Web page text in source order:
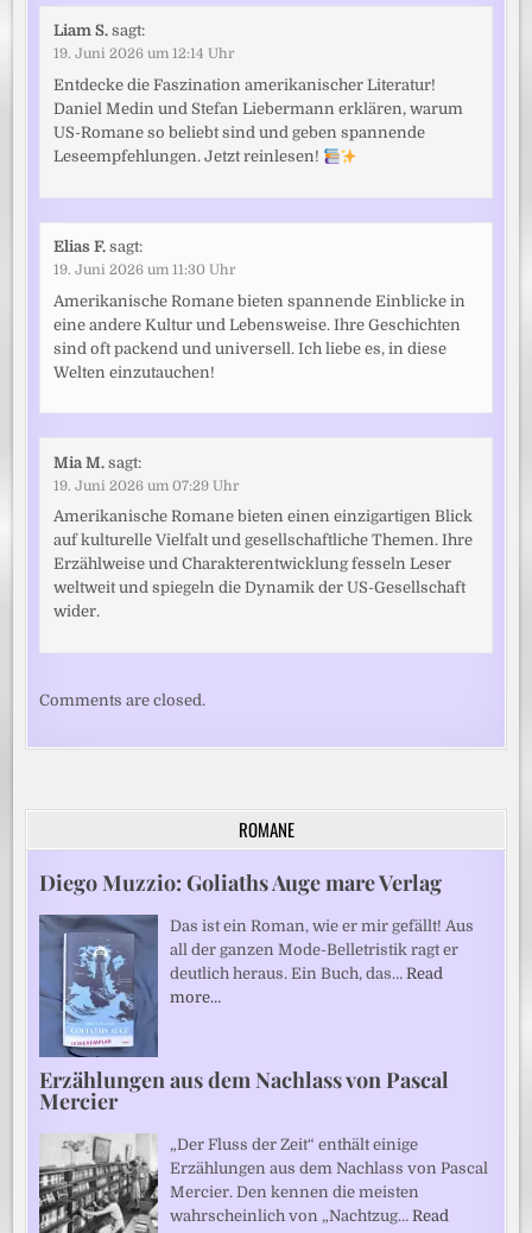
Liam S. sagt:
19. Juni 2026 um 12:14 Uhr
Entdecke die Faszination amerikanischer Literatur!
Daniel Medin und Stefan Liebermann erklären, warum
US-Romane so beliebt sind und geben spannende
Leseempfehlungen. Jetzt reinlesen!
Elias F. sagt:
19. Juni 2026 um 11:30 Uhr
Amerikanische Romane bieten spannende Einblicke in
eine andere Kultur und Lebensweise. Ihre Geschichten
sind oft packend und universell. Ich liebe es, in diese
Welten einzutauchen!
Mia M. sagt:
19. Juni 2026 um 07:29 Uhr
Amerikanische Romane bieten einen einzigartigen Blick
auf kulturelle Vielfalt und gesellschaftliche Themen. Ihre
Erzählweise und Charakterentwicklung fesseln Leser
weltweit und spiegeln die Dynamik der US-Gesellschaft
wider.
Comments are closed.
ROMANE
Diego Muzzio: Goliaths Auge mare Verlag
Das ist ein Roman, wie er mir gefällt! Aus
all der ganzen Mode-Belletristik ragt er
deutlich heraus. Ein Buch, das…Read
more…
Erzählungen aus dem Nachlass von Pascal
Mercier
„Der Fluss der Zeit“ enthält einige
Erzählungen aus dem Nachlass von Pascal
Mercier. Den kennen die meisten
wahrscheinlich von „Nachtzug…Read